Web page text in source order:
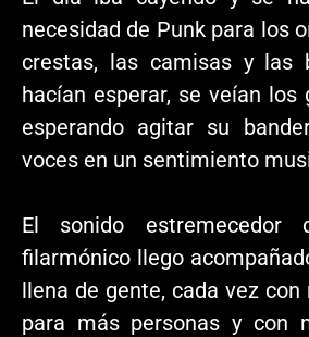
necesidad de Punk para los
crestas, las camisas y las
hacían esperar, se veían los
esperando agitar su
voces en un sentimiento
El sonido estremecedor
filarmónico llego
llena de gente, cada vez
para más personas y con